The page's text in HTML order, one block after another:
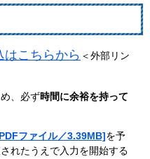
こちらから ＜外部リン
、必ず時間に余裕を持って
ファイル／3.39MB]を予
れたうえで入力を開始する